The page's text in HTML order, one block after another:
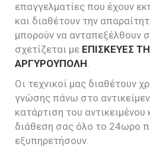
επαγγελματίες που έχουν
και διαθέτουν την
μπορούν να ανταπεξέλθουν
σχετίζεται με ΕΠΙΣΚΕΥΕΣ
ΑΡΓΥΡΟΥΠΟΛΗ.
Οι τεχνικοί μας διαθέτουν
γνώσης πάνω στο
κατάρτιση του αντικειμένου
διάθεση σας όλο το 24ωρο
εξυπηρετήσουν.